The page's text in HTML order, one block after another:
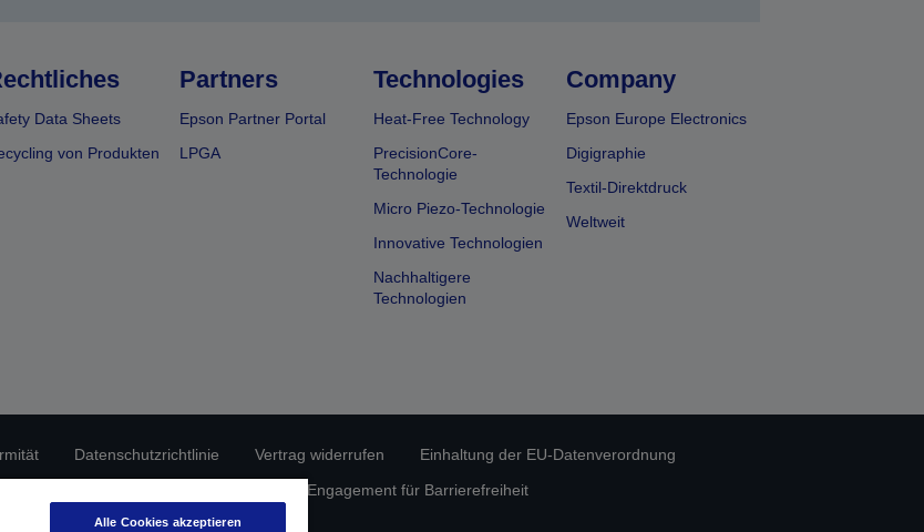
Data Sheets
von Produkten
Partners
Epson Partner Portal
LPGA
Technologies
Heat-Free Technology
PrecisionCore-
Technologie
Micro Piezo-Technologie
Innovative Technologien
Nachhaltigere
Technologien
Company
Epson Europe Electronics
Digigraphie
Textil-Direktdruck
Weltweit
Datenschutzrichtlinie Vertrag widerrufen
Einhaltung der EU-Datenverordnung
Epson Engagement für Barrierefreiheit
Alle Cookies akzeptieren